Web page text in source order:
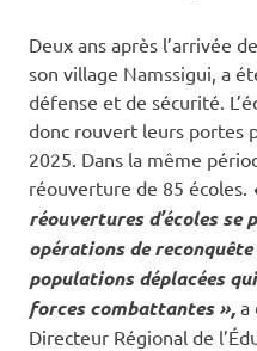
Deux ans après l’arrivée
son village Namssigui, a
défense et de sécurité.
donc rouvert leurs portes
2025. Dans la même
réouverture de 85 écoles.
réouvertures d’écoles se
opérations de
populations déplacées
forces combattantes », a
Directeur Régional de